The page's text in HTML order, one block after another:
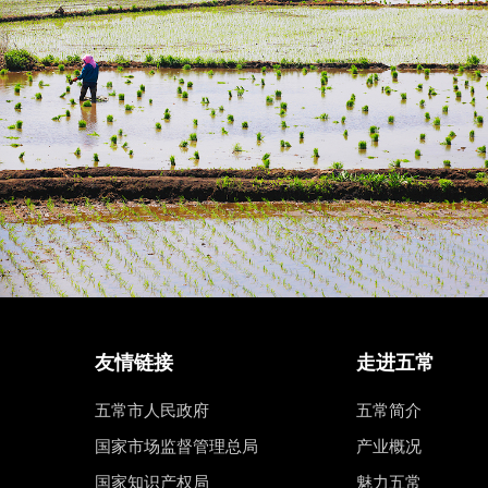
友情链接
五常市人民政府
国家市场监督管理总局
国家知识产权局
走进五常
五常简介
产业概况
魅力五常